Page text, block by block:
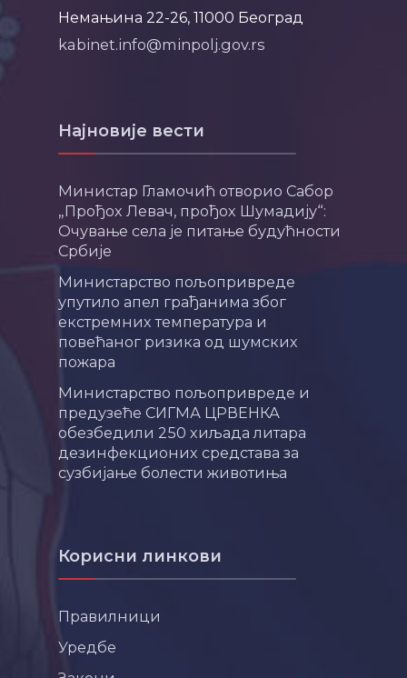
Немањина 22-26, 11000 Београд
kabinet.info@minpolj.gov.rs
Најновије вести
Министар Гламочић отворио Сабор
„Прођох Левач, прођох Шумадију“:
Очување села је питање будућности
Србије
Министарство пољопривреде
упутило апел грађанима због
екстремних температура и
повећаног ризика од шумских
пожара
Министарство пољопривреде и
предузеће СИГМА ЦРВЕНКА
обезбедили 250 хиљада литара
дезинфекционих средстава за
сузбијање болести животиња
Корисни линкови
Правилници
Уредбе